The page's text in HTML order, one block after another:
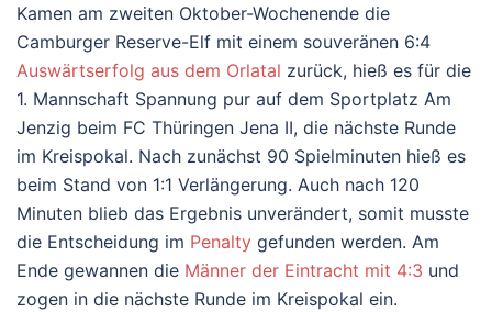
Kamen am zweiten Oktober-Wochenende die
Camburger Reserve-Elf mit einem souveränen 6:4
Auswärtserfolg aus dem Orlatal zurück, hieß es für die
1. Mannschaft Spannung pur auf dem Sportplatz Am
Jenzig beim FC Thüringen Jena II, die nächste Runde
im Kreispokal. Nach zunächst 90 Spielminuten hieß es
beim Stand von 1:1 Verlängerung. Auch nach 120
Minuten blieb das Ergebnis unverändert, somit musste
die Entscheidung im Penalty gefunden werden. Am
Ende gewannen die Männer der Eintracht mit 4:3 und
zogen in die nächste Runde im Kreispokal ein.